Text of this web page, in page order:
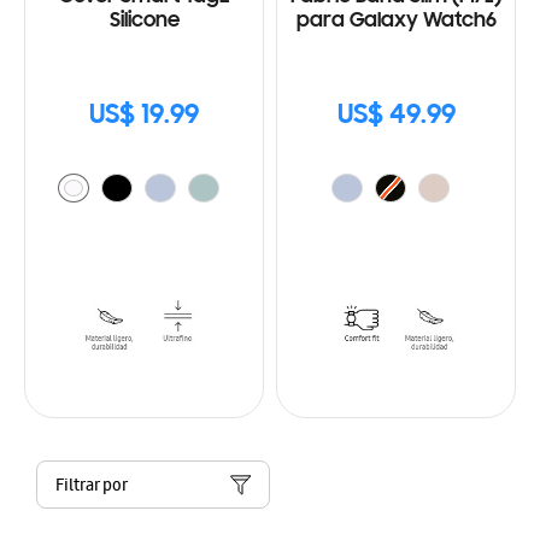
Silicone
US$ 19.99
para Galaxy Watch6
US$ 49.99
Filtrar por